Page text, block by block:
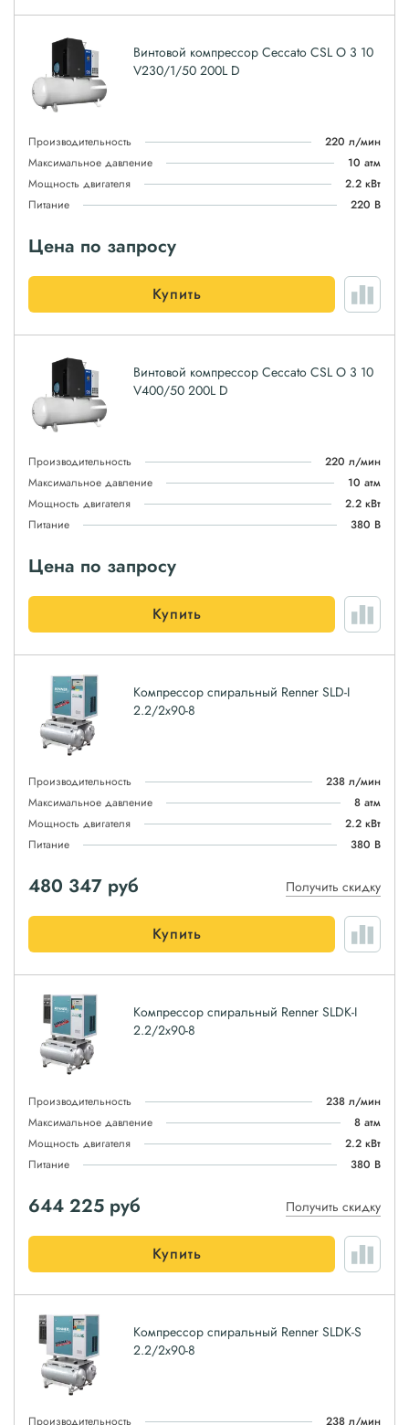
Винтовой компрессор Ceccato CSL O 3 10
V230/1/50 200L D
Производительность
220 л/мин
Максимальное давление
10 атм
Мощность двигателя
2.2 кВт
Питание
220 В
Цена по запросу
Купить
Винтовой компрессор Ceccato CSL O 3 10
V400/50 200L D
Производительность
220 л/мин
Максимальное давление
10 атм
Мощность двигателя
2.2 кВт
Питание
380 В
Цена по запросу
Купить
Компрессор спиральный Renner SLD-I
2.2/2x90-8
Производительность
238 л/мин
Максимальное давление
8 атм
Мощность двигателя
2.2 кВт
Питание
380 В
480 347 руб Получить скидку
Купить
Компрессор спиральный Renner SLDK-I
2.2/2x90-8
Производительность
238 л/мин
Максимальное давление
8 атм
Мощность двигателя
2.2 кВт
Питание
380 В
644 225 руб Получить скидку
Купить
Компрессор спиральный Renner SLDK-S
2.2/2x90-8
Производительность 238 л/мин